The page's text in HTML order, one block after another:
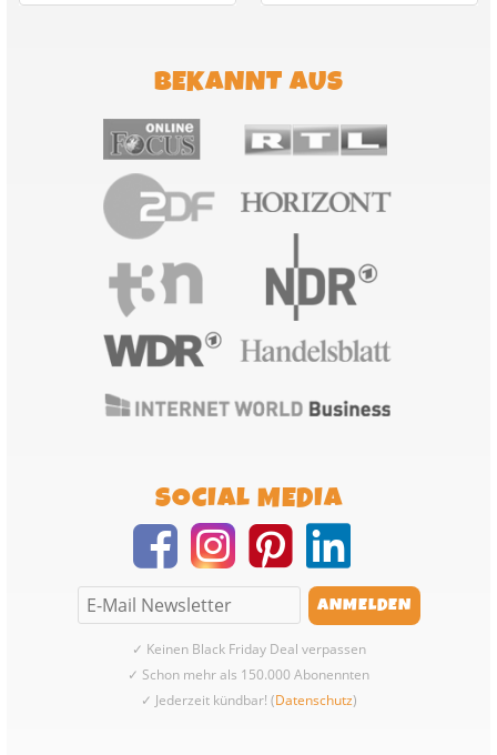
BEKANNT AUS
SOCIAL MEDIA
✓ Keinen Black Friday Deal verpassen
✓ Schon mehr als 150.000 Abonennten
✓ Jederzeit kündbar! (Datenschutz)